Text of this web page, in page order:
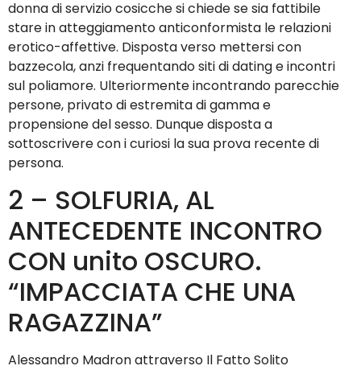
donna di servizio cosicche si chiede se sia fattibile
stare in atteggiamento anticonformista le relazioni
erotico-affettive. Disposta verso mettersi con
bazzecola, anzi frequentando siti di dating e incontri
sul poliamore. Ulteriormente incontrando parecchie
persone, privato di estremita di gamma e
propensione del sesso. Dunque disposta a
sottoscrivere con i curiosi la sua prova recente di
persona.
2 – SOLFURIA, AL
ANTECEDENTE INCONTRO
CON unito OSCURO.
“IMPACCIATA CHE UNA
RAGAZZINA”
Alessandro Madron attraverso Il Fatto Solito